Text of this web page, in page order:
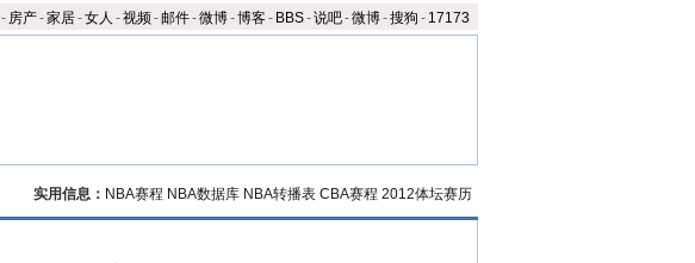
- 房产-家居-女人 -视频-邮件-微博-博客- BBS-说吧-微博-搜狗 - 17173
实用信息： NBA赛程 NBA数据库 NBA转播表 CBA赛程 2012体坛赛历